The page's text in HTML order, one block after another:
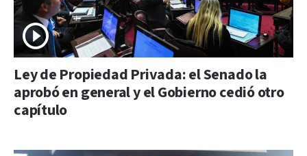
Ley de Propiedad Privada: el Senado la
aprobó en general y el Gobierno cedió otro
capítulo